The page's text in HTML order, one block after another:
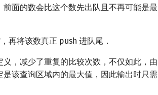
面的数会比这个数先出队且不再可能是最
再将该数真正 push 进队尾．
，减少了重复的比较次数，不仅如此，由
该查询区域内的最大值，因此输出时只需